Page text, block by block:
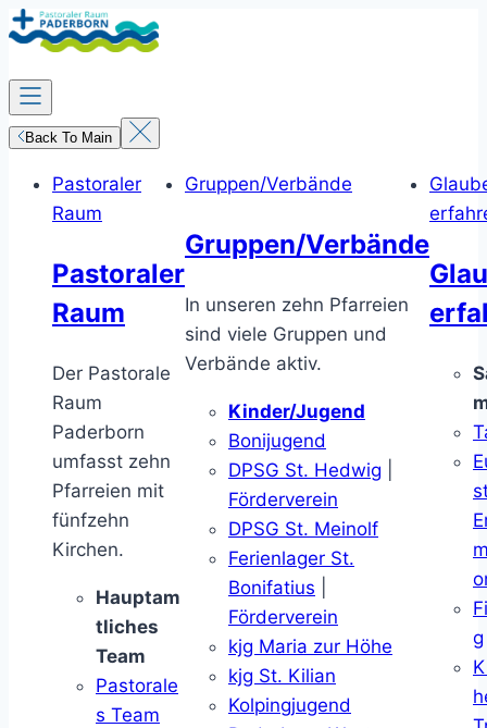
Zum
Inhalt
springen
Back To Main
Pastoraler
Raum
Pastoraler
Raum
Der Pastorale
Raum
Paderborn
umfasst zehn
Pfarreien mit
fünfzehn
Kirchen.
Hauptam
tliches
Team
Pastorale
s Team
Gruppen/Verbände
Gruppen/Verbände
In unseren zehn Pfarreien
sind viele Gruppen und
Verbände aktiv.
Kinder/Jugend
Bonijugend
DPSG St. Hedwig
Förderverein
DPSG St. Meinolf
Ferienlager St.
Bonifatius
Förderverein
kjg Maria zur Höhe
kjg St. Kilian
Kolpingjugend
g